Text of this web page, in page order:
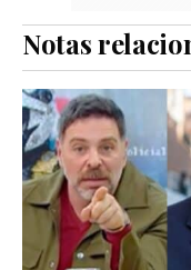
Notas